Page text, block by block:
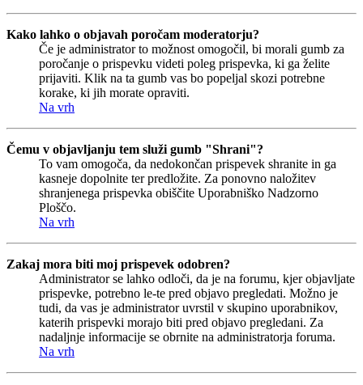
Kako lahko o objavah poročam moderatorju?
Če je administrator to možnost omogočil, bi morali gumb za
poročanje o prispevku videti poleg prispevka, ki ga želite
prijaviti. Klik na ta gumb vas bo popeljal skozi potrebne
korake, ki jih morate opraviti.
Na vrh
Čemu v objavljanju tem služi gumb "Shrani"?
To vam omogoča, da nedokončan prispevek shranite in ga
kasneje dopolnite ter predložite. Za ponovno naložitev
shranjenega prispevka obiščite Uporabniško Nadzorno
Ploščo.
Na vrh
Zakaj mora biti moj prispevek odobren?
Administrator se lahko odloči, da je na forumu, kjer objavljate
prispevke, potrebno le-te pred objavo pregledati. Možno je
tudi, da vas je administrator uvrstil v skupino uporabnikov,
katerih prispevki morajo biti pred objavo pregledani. Za
nadaljnje informacije se obrnite na administratorja foruma.
Na vrh